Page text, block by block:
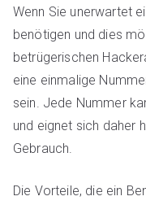
Wenn Sie unerwartet
benötigen und dies
betrügerischen
eine einmalige
sein. Jede Nummer
und eignet sich daher
Gebrauch.
Die Vorteile, die ein